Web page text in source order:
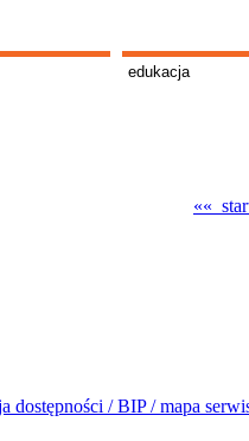
edukacja
««
dostępności /BIP /mapa